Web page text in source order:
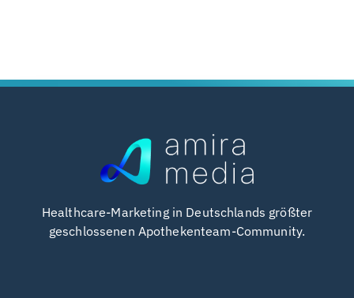
Healthcare-Marketing in Deutschlands größter
geschlossenen Apothekenteam-Community.